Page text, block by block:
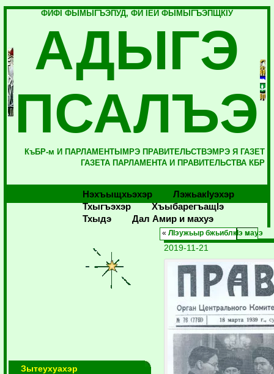
ФИФI ФЫМЫГЪЭПУД, ФИ IЕЙ ФЫМЫГЪЭПЩКIУ
АДЫГЭ
ПСАЛЪЭ
КъБР-м И ПАРЛАМЕНТЫМРЭ ПРАВИТЕЛЬСТВЭМРЭ Я ГАЗЕТ
ГАЗЕТА ПАРЛАМЕНТА И ПРАВИТЕЛЬСТВА КБР
Нэхъыщхьэхэр
Лэжьакlуэхэр
Тхыгъэхэр
Хъыбарегъащlэ
Тхыдэ
Дал Амир и махуэ
Зытеухуахэр
«ЛIэужьыр бжьиблкIэ мауэ
2019-11-21